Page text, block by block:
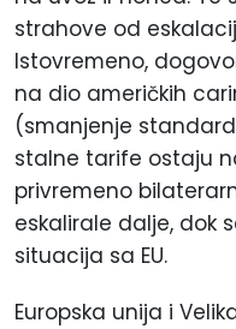
strahove od
Istovremeno,
na dio američkih
(smanjenje
stalne tarife ostaju
privremeno
eskalirale dalje, dok
situacija sa EU.
Europska unija i